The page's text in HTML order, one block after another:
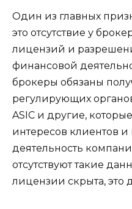
Один из главных
это отсутствие у
лицензий и
финансовой
брокеры обязаны
регулирующих
ASIC и другие,
интересов клиентов
деятельность
отсутствуют такие
лицензии скрыта, это